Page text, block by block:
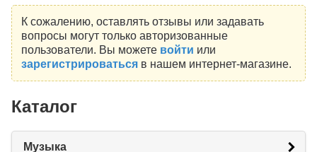
К сожалению, оставлять отзывы или задавать
вопросы могут только авторизованные
пользователи. Вы можете войти или
зарегистрироватьсяв нашем интернет-магазине.
Каталог
Музыка